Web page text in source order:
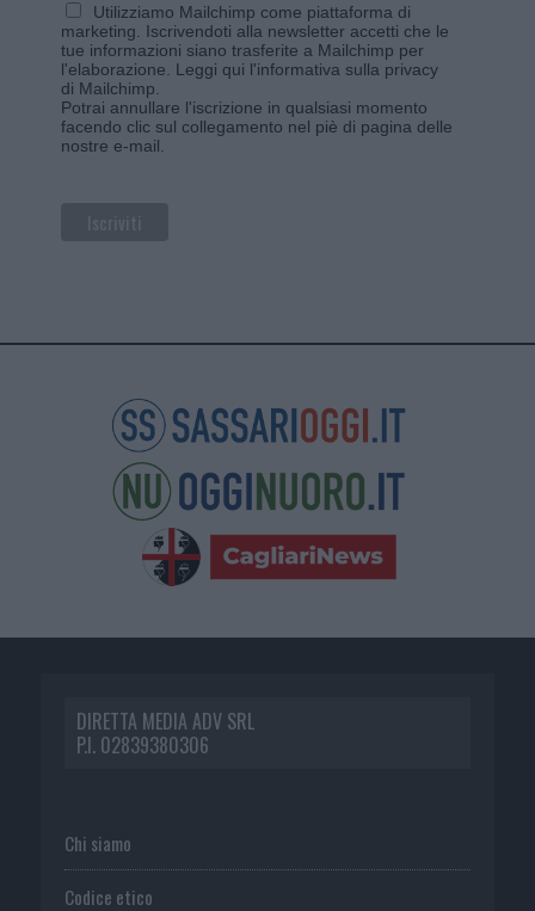
Utilizziamo Mailchimp come piattaforma di
marketing. Iscrivendoti alla newsletter accetti che le
tue informazioni siano trasferite a Mailchimp per
l'elaborazione. Leggi qui l'informativa sulla privacy
di Mailchimp
Potrai annullare l'iscrizione in qualsiasi momento
facendo clic sul collegamento nel piè di pagina delle
nostre e-mail.
DIRETTA MEDIA ADV SRL
P.I. 02839380306
Chi siamo
Codice etico